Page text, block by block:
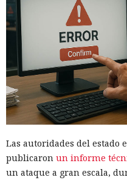
Las autoridades del estado
publicaron un informe
un ataque a gran escala,